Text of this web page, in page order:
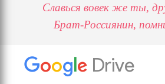
Славься вовек же ты,
Брат-Россиянин,